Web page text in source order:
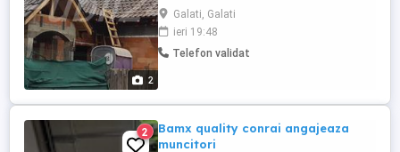
2
dulgherie plus invelitori)
Galati, Galati
ieri 19:48
Telefon validat
2
Bamx quality conrai angajeaza
muncitori